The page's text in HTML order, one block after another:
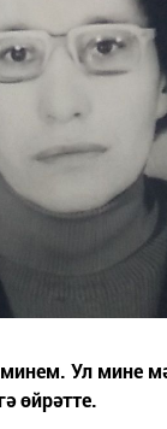
Ул мине
өйрәтте.